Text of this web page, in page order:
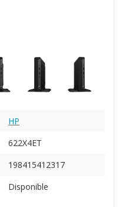
HP
622X4ET
198415412317
Disponible